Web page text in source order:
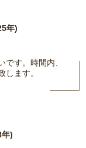
年)
す。時間内、
ます。
)